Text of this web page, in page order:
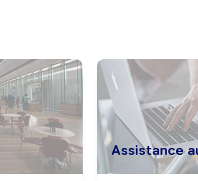
Assistance